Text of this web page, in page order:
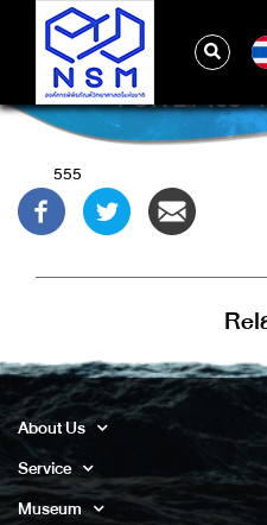
-1 OR 2+408-
555
About Us
Service
Museum